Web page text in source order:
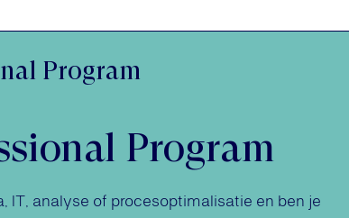
Program
Program
IT, analyse of procesoptimalisatie en ben je